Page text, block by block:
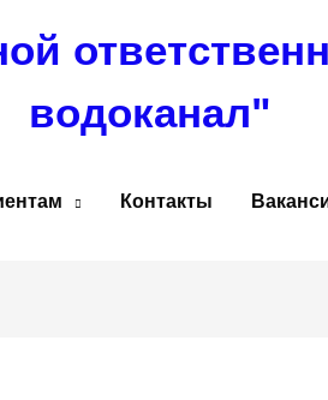
водоканал"
Контакты